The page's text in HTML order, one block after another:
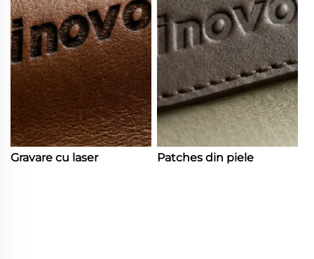
Gravare cu laser Patches din piele